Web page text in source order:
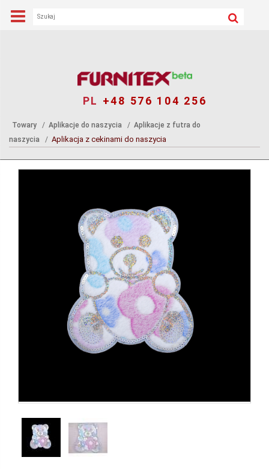
PL +48 576 104 256
Towary Aplikacje do naszycia
Aplikacje z futra do
naszycia
Aplikacja z cekinami do naszycia